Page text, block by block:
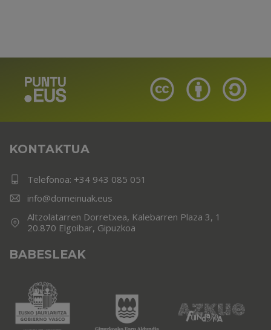
KONTAKTUA
Telefonoa: +34 943 085 051
info@domeinuak.eus
Altzolatarren Dorretxea, Kalebarren Plaza 3, 1
20.870 Elgoibar, Gipuzkoa
BABESLEAK